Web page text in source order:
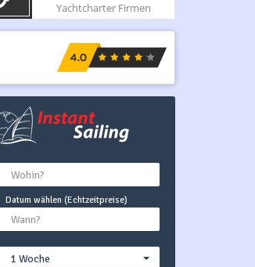
Yachtcharter Firmen
Datum wählen (Echtzeitpreise)
1 Woche